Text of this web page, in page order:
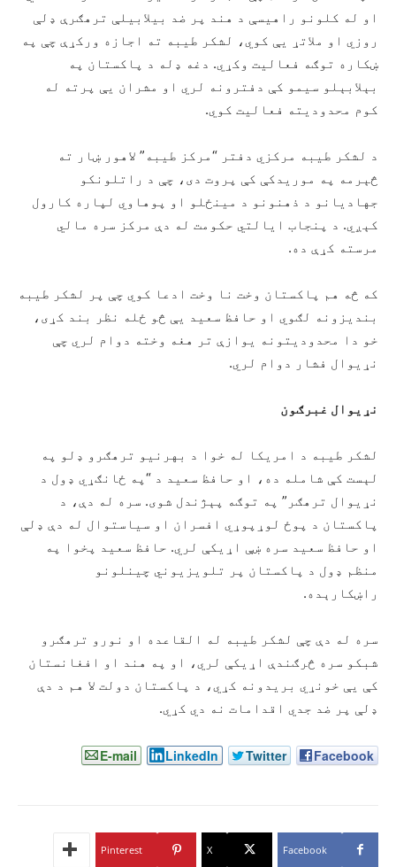
او له کلونو راهیسې د هند پر ضد بیلابیلې ترهګرې ډلې
روزي او ملاتړ یې کوي، لشکر طیبه ته اجازه ورکړې چې په
ښکاره توګه فعالیت وکړي. دغه ډله د پاکستان په
بېلابېلو سیمو کې دفترونه لري او مشران یې پرته له
کوم محدودیته فعالیت کوي.
د لشکر طیبه مرکزي دفتر “مرکز طیبه” لاهور ښار ته
څېرمه په موریدکې کې پروت دی، چې د راتلونکو
جهادیانو د ذهنونو د مینځلو او پوهاوي لپاره کارول
کېږي. د پنجاب ایالتي حکومت له دې مرکز سره مالي
مرسته کړې ده.
که څه هم پاکستان وخت نا وخت ادعا کوي چې پر لشکر طیبه
بندیزونه لګوي او حافظ سعید یې څو ځله نظر بند کړی،
خو دا محدودیتونه یوازې تر هغه وخته دوام لري چې
نړیوال فشار دوام لري.
نړیوال غبرګون
لشکر طیبه د امریکا له خوا د بهرنیو ترهګرو ډلو په
لېست کې شامله ده، او حافظ سعید د “په ځانګړي ډول د
نړیوال ترهګر” په توګه پېژندل شوی. سره له دې، د
پاکستان د پوځ لوړپوړي افسران او سیاستوال له دې ډلې
او حافظ سعید سره ښې اړیکې لري. حافظ سعید پخوا په
منظم ډول د پاکستان پر تلویزیوني چینلونو
راښکارېده.
سره له دې چې لشکر طیبه له القاعده او نورو ترهګرو
شبکو سره څرګندې اړیکې لري، او په هند او افغانستان
کې یې خونړي بریدونه کړي، د پاکستان دولت لا هم د دې
ډلې پر ضد جدي اقدامات نه دي کړي.
Facebook
Twitter
LinkedIn
E-mail
Facebook
X
Pinterest